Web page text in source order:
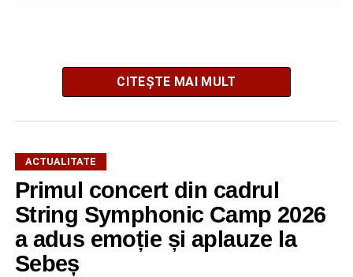
După două ediții organizate în Parcul Arini, competiția se
mută într-un nou decor, oferind participanților ocazia de a
concura într-un cadru natural deosebit. Evenimentul este
destinat copiilor și adolescenților cu vârste cuprinse între
5 și 18 ani, iar participarea este gratuită.
CITEȘTE MAI MULT
ACTUALITATE
Primul concert din cadrul
String Symphonic Camp 2026
a adus emoție și aplauze la
Sebeș